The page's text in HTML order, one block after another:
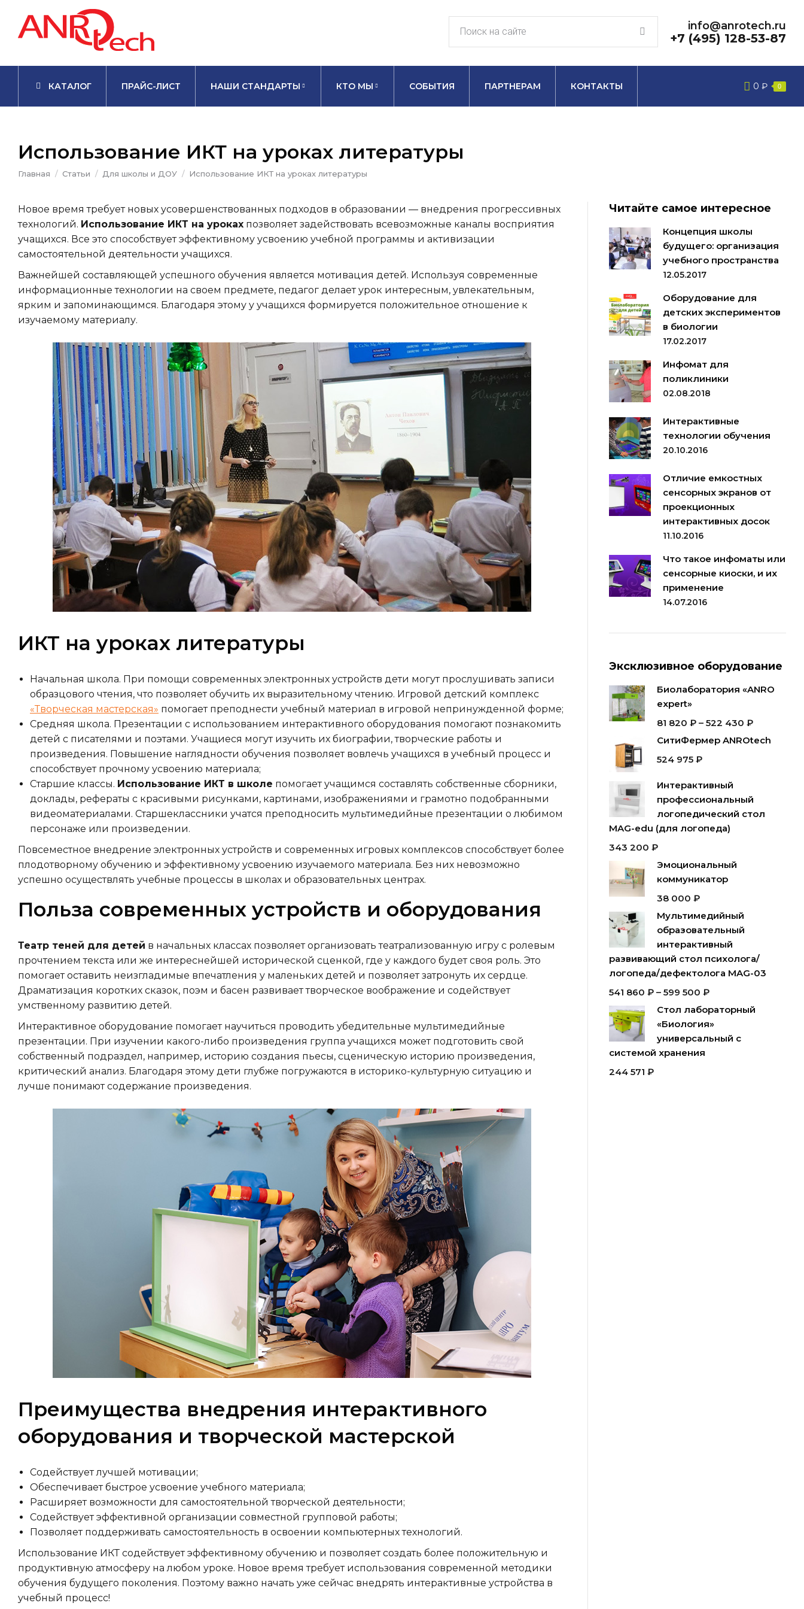
info@anrotech.ru
+7 (495) 128-53-87
КАТАЛОГ ПРАЙС-ЛИСТ НАШИ СТАНДАРТЫ КТО МЫ СОБЫТИЯ ПАРТНЕРАМ КОНТАКТЫ 0 ₽ 0
Использование ИКТ на уроках литературы
Вы здесь:
Главная Статьи Для школы и ДОУ Использование ИКТ на уроках литературы
Новое время требует новых усовершенствованных подходов в образовании — внедрения прогрессивных
технологий. Использование ИКТ на уроках позволяет задействовать всевозможные каналы восприятия
учащихся. Все это способствует эффективному усвоению учебной программы и активизации
самостоятельной деятельности учащихся.
Важнейшей составляющей успешного обучения является мотивация детей. Используя современные
информационные технологии на своем предмете, педагог делает урок интересным, увлекательным,
ярким и запоминающимся. Благодаря этому у учащихся формируется положительное отношение к
изучаемому материалу.
ИКТ на уроках литературы
Начальная школа. При помощи современных электронных устройств дети могут прослушивать записи
образцового чтения, что позволяет обучить их выразительному чтению. Игровой детский комплекс
«Творческая мастерская» помогает преподнести учебный материал в игровой непринужденной форме;
Средняя школа. Презентации с использованием интерактивного оборудования помогают познакомить
детей с писателями и поэтами. Учащиеся могут изучить их биографии, творческие работы и
произведения. Повышение наглядности обучения позволяет вовлечь учащихся в учебный процесс и
способствует прочному усвоению материала;
Старшие классы. Использование ИКТ в школе помогает учащимся составлять собственные сборники,
доклады, рефераты с красивыми рисунками, картинами, изображениями и грамотно подобранными
видеоматериалами. Старшеклассники учатся преподносить мультимедийные презентации о любимом
персонаже или произведении.
Повсеместное внедрение электронных устройств и современных игровых комплексов способствует более
плодотворному обучению и эффективному усвоению изучаемого материала. Без них невозможно
успешно осуществлять учебные процессы в школах и образовательных центрах.
Польза современных устройств и оборудования
Театр теней для детей в начальных классах позволяет организовать театрализованную игру с ролевым
прочтением текста или же интереснейшей исторической сценкой, где у каждого будет своя роль. Это
помогает оставить неизгладимые впечатления у маленьких детей и позволяет затронуть их сердце.
Драматизация коротких сказок, поэм и басен развивает творческое воображение и содействует
умственному развитию детей.
Интерактивное оборудование помогает научиться проводить убедительные мультимедийные
презентации. При изучении какого-либо произведения группа учащихся может подготовить свой
собственный подраздел, например, историю создания пьесы, сценическую историю произведения,
критический анализ. Благодаря этому дети глубже погружаются в историко-культурную ситуацию и
лучше понимают содержание произведения.
Преимущества внедрения интерактивного
оборудования и творческой мастерской
Содействует лучшей мотивации;
Обеспечивает быстрое усвоение учебного материала;
Расширяет возможности для самостоятельной творческой деятельности;
Содействует эффективной организации совместной групповой работы;
Позволяет поддерживать самостоятельность в освоении компьютерных технологий.
Использование ИКТ содействует эффективному обучению и позволяет создать более положительную и
продуктивную атмосферу на любом уроке. Новое время требует использования современной методики
обучения будущего поколения. Поэтому важно начать уже сейчас внедрять интерактивные устройства в
учебный процесс!
Читайте самое интересное
Концепция школы
будущего: организация
учебного пространства
12.05.2017
Оборудование для
детских экспериментов
в биологии
17.02.2017
Инфомат для
поликлиники
02.08.2018
Интерактивные
технологии обучения
20.10.2016
Отличие емкостных
сенсорных экранов от
проекционных
интерактивных досок
11.10.2016
Что такое инфоматы или
сенсорные киоски, и их
применение
14.07.2016
Эксклюзивное оборудование
Биолаборатория «ANRO
expert»
81 820 ₽– 522 430 ₽
СитиФермер ANROtech
524 975 ₽
Интерактивный
профессиональный
логопедический стол
MAG-edu (для логопеда)
343 200 ₽
Эмоциональный
коммуникатор
38 000 ₽
Мультимедийный
образовательный
интерактивный
развивающий стол психолога/
логопеда/дефектолога MAG-03
541 860 ₽– 599 500 ₽
Стол лабораторный
«Биология»
универсальный с
системой хранения
244 571 ₽